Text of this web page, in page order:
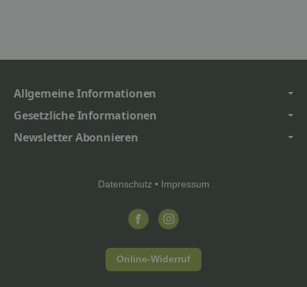
Allgemeine Informationen
Gesetzliche Informationen
Newsletter Abonnieren
Datenschutz • Impressum
Online-Widerruf